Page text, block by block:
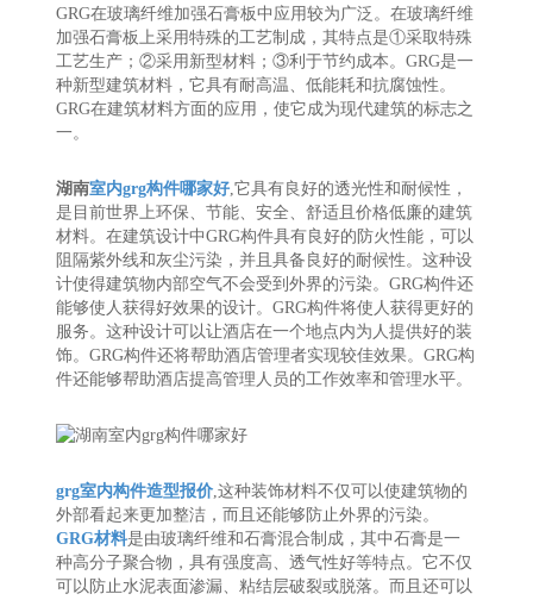
GRG在玻璃纤维加强石膏板中应用较为广泛。在玻璃纤维
加强石膏板上采用特殊的工艺制成，其特点是①采取特殊
工艺生产；②采用新型材料；③利于节约成本。GRG是一
种新型建筑材料，它具有耐高温、低能耗和抗腐蚀性。
GRG在建筑材料方面的应用，使它成为现代建筑的标志之
一。
湖南室内grg构件哪家好,它具有良好的透光性和耐候性，
是目前世界上环保、节能、安全、舒适且价格低廉的建筑
材料。在建筑设计中GRG构件具有良好的防火性能，可以
阻隔紫外线和灰尘污染，并且具备良好的耐候性。这种设
计使得建筑物内部空气不会受到外界的污染。GRG构件还
能够使人获得好效果的设计。GRG构件将使人获得更好的
服务。这种设计可以让酒店在一个地点内为人提供好的装
饰。GRG构件还将帮助酒店管理者实现较佳效果。GRG构
件还能够帮助酒店提高管理人员的工作效率和管理水平。
grg室内构件造型报价,这种装饰材料不仅可以使建筑物的
外部看起来更加整洁，而且还能够防止外界的污染。
GRG材料是由玻璃纤维和石膏混合制成，其中石膏是一
种高分子聚合物，具有强度高、透气性好等特点。它不仅
可以防止水泥表面渗漏、粘结层破裂或脱落。而且还可以